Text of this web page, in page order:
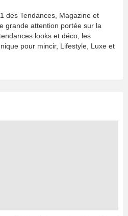
des Tendances, Magazine et
grande attention portée sur la
looks et déco, les
pour mincir, Lifestyle, Luxe et